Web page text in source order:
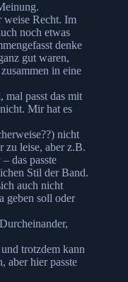
weise Recht. Im
noch etwas
denke
gut waren,
in eine
mal passt das mit
Mir hat es
nicht
zu leise, aber z.B.
das passte
Stil der Band.
auch nicht
geben soll oder
trotzdem kann
aber hier passte